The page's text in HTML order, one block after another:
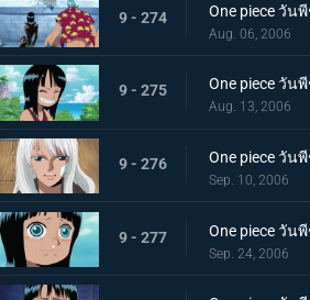
9 - 274
Aug. 06, 2006
9 - 275
Aug. 13, 2006
9 - 276
Sep. 10, 2006
9 - 277
Sep. 24, 2006